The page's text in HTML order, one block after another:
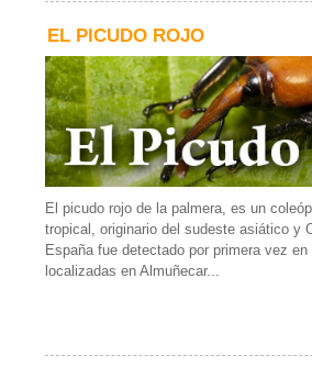
EL PICUDO ROJO
El picudo rojo de la palmera, es un
tropical, originario del sudeste asiático y
España fue detectado por primera vez
localizadas en Almuñecar...